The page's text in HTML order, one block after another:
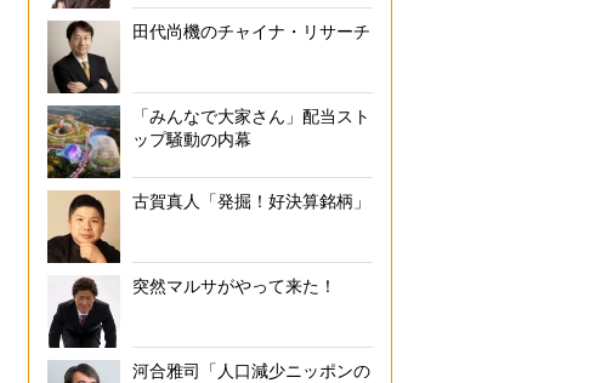
田代尚機のチャイナ・リサーチ
「みんなで大家さん」配当スト
ップ騒動の内幕
古賀真人「発掘！好決算銘柄」
突然マルサがやって来た！
河合雅司「人口減少ニッポンの